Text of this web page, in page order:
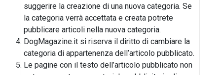
suggerire la creazione di una nuova categoria. Se
la categoria verrà accettata e creata potrete
pubblicare articoli nella nuova categoria.
DogMagazine.it si riserva il diritto di cambiare la
categoria di appartenenza dell’articolo pubblicato.
Le pagine con il testo dell’articolo pubblicato non